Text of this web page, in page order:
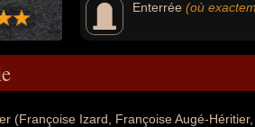
Enterrée (où
(Françoise Izard, Françoise Augé-